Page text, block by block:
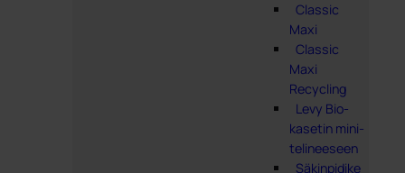
Classic
Maxi
Classic
Maxi
Recycling
Levy Bio-
kasetin mini-
telineeseen
Säkinpidike